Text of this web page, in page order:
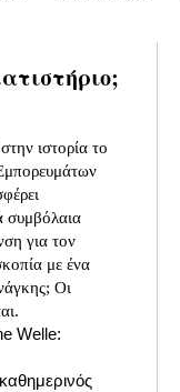
ιστορία το
συμβόλαια
για τον
με ένα
Οι
Welle: